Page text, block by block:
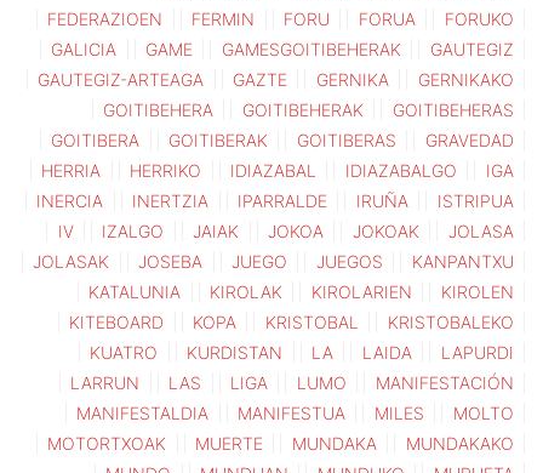
FEDERAZIOEN
FERMIN FORU FORUA
FORUKO
GALICIA
GAME GAMESGOITIBEHERAK
GAUTEGIZ
GAUTEGIZ-ARTEAGA
GAZTE GERNIKA
GERNIKAKO
GOITIBEHERA
GOITIBEHERAK
GOITIBEHERAS
GOITIBERA
GOITIBERAK GOITIBERAS
GRAVEDAD
HERRIA
HERRIKO IDIAZABAL IDIAZABALGO
IGA
INERCIA
INERTZIA IPARRALDE IRUÑA
ISTRIPUA
IV
IZALGO JAIAK JOKOA JOKOAK
JOLASA
JOLASAK
JOSEBA JUEGO JUEGOS
KANPANTXU
KATALUNIA
KIROLAK KIROLARIEN
KIROLEN
KITEBOARD
KOPA KRISTOBAL
KRISTOBALEKO
KUATRO
KURDISTAN LA LAIDA
LAPURDI
LARRUN
LAS LIGA LUMO
MANIFESTACIÓN
MANIFESTALDIA
MANIFESTUA MILES
MOLTO
MOTORTXOAK
MUERTE MUNDAKA
MUNDAKAKO